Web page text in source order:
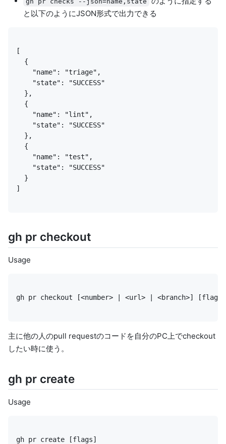
と以下のようにJSON形式で出力できる
]
gh pr checkout
Usage
gh pr checkout [<number> | <url> | <branch>] [flags]
主に他の人のpull requestのコードを自分のPC上でcheckout
したい時に使う。
gh pr create
Usage
gh pr create [flags]